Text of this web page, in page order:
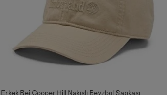
Erkek Bej Cooper Hill Nakışlı Beyzbol Şapkası